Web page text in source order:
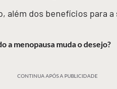
além dos benefícios para a
a menopausa muda o desejo?
CONTINUA APÓS A PUBLICIDADE